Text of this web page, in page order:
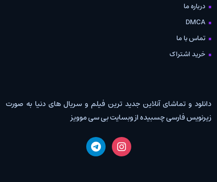
درباره ما
DMCA
تماس با ما
خرید اشتراک
دانلود و تماشای آنلاین جدید ترین فیلم و سریال های دنیا به صورت
زیرنویس فارسی چسبیده از وبسایت بی سی موویز